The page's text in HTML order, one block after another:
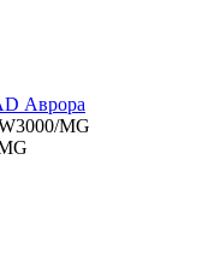
Аврора
MG